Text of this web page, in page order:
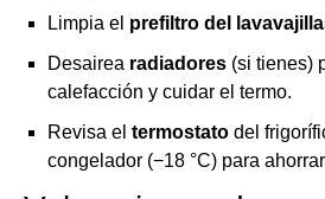
Limpia el prefiltro del
Desairea radiadores (si tienes)
calefacción y cuidar el termo.
Revisa el termostato del
congelador (−18 °C) para